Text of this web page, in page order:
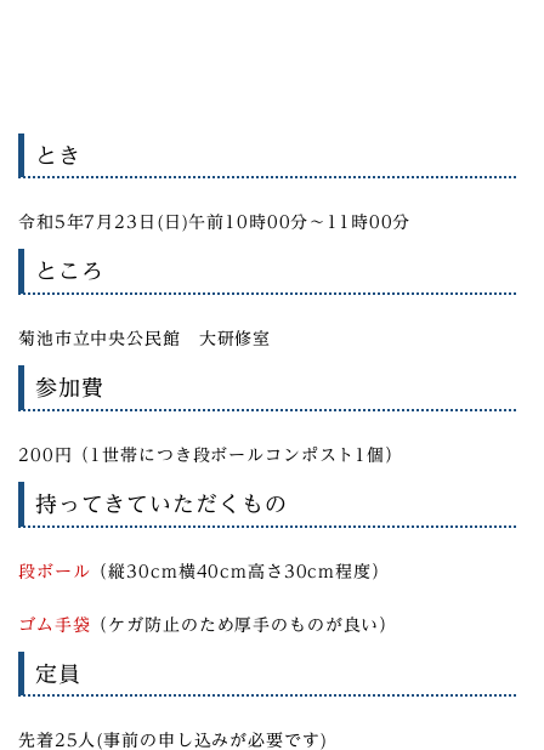
とき
令和5年7月23日(日)午前10時00分～11時00分
ところ
菊池市立中央公民館 大研修室
参加費
200円（1世帯につき段ボールコンポスト1個）
持ってきていただくもの
段ボール （縦30cm横40cm高さ30cm程度）
ゴム手袋 （ケガ防止のため厚手のものが良い）
定員
先着25人(事前の申し込みが必要です)